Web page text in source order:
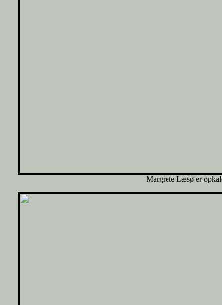
Margrete Læsø er